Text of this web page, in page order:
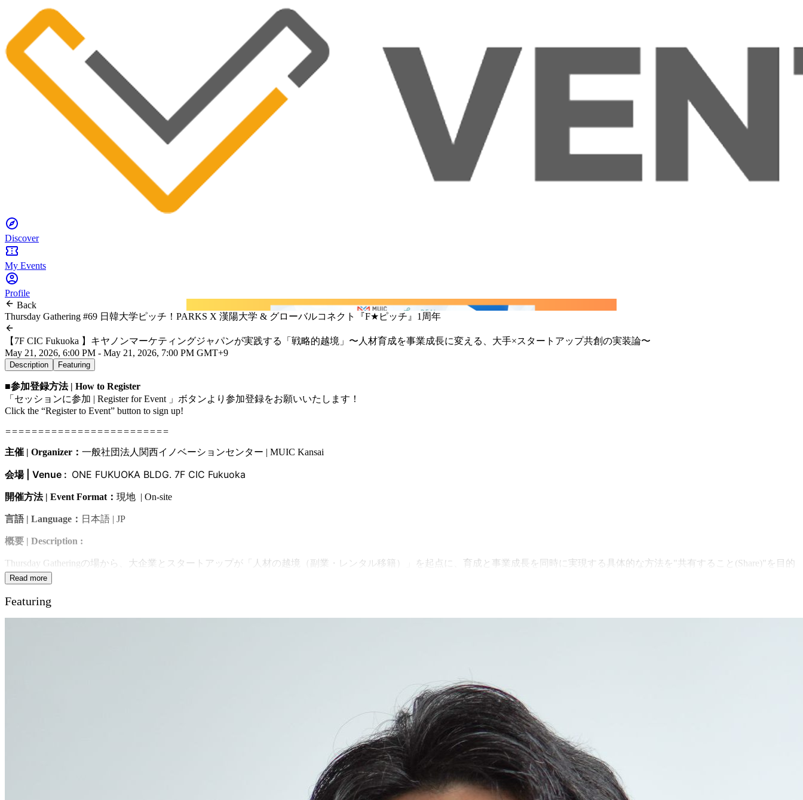
Discover
My Events
Profile
Back
Thursday Gathering #69 日韓大学ピッチ！PARKS X 漢陽大学 & グローバルコネクト『F★ピッチ』1周年
【7F CIC Fukuoka 】キヤノンマーケティングジャパンが実践する「戦略的越境」〜人材育成を事業成長に変える、大手×スタートアップ共創の実装論〜
May 21, 2026, 6:00 PM - May 21, 2026, 7:00 PM GMT+9
Description Featuring
■参加登録方法 | How to Register
「セッションに参加 | Register for Event 」ボタンより参加登録をお願いいたします！
Click the “Register to Event” button to sign up!
=========================
主催 | Organizer： 一般社団法人関西イノベーションセンター | MUIC Kansai
会場| Venue : ONE FUKUOKA BLDG. 7F CIC Fukuoka
開催方法 | Event Format： 現地 | On-site
言語 | Language： 日本語 | JP
概要 | Description :
Thursday Gatheringの場から、大企業とスタートアップが「人材の越境（副業・レンタル移籍）」を起点に、育成と事業成長を同時に実現する具体的な方法を"共有すること(Share)"を目的
としたセッションです。
今回は、キヤノンマーケティングジャパンとTechhouse Worksの実例を通じて、越境人材活用を研修で終わらせず、低リスクで共創につなげる実践的な設計を提示し、参加者が次のアク
ションを考えるきっかけを提供します。
Read more
Featuring